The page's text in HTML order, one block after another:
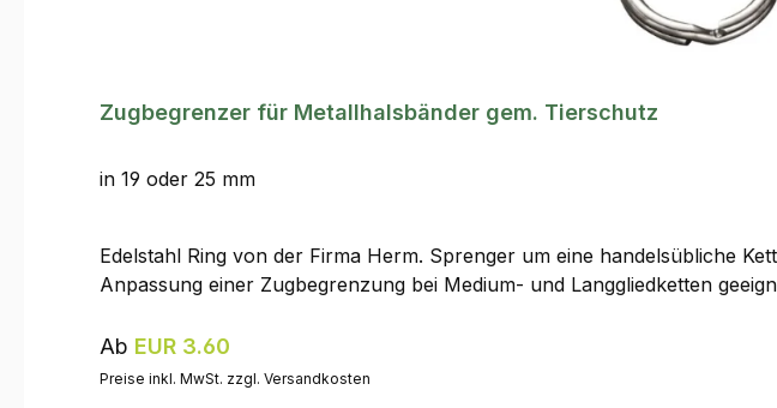
Zugbegrenzer für Metallhalsbänder gem. Tierschutz
in 19 oder 25 mm
Edelstahl Ring von der Firma Herm. Sprenger um eine handelsübliche
Anpassung einer Zugbegrenzung bei Medium- und Langgliedketten
Regulärer Preis:
Ab EUR 3.60
Preise inkl. MwSt. zzgl. Versandkosten